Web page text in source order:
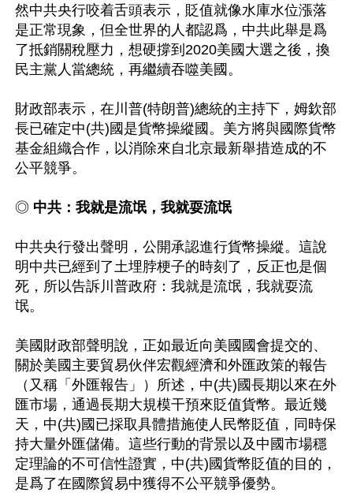
然中共央行咬着舌頭表示，貶值就像水庫水位漲落
是正常現象，但全世界的人都認爲，中共此舉是爲
了抵銷關稅壓力，想硬撐到2020美國大選之後，換
民主黨人當總統，再繼續吞噬美國。
財政部表示，在川普(特朗普)總統的主持下，姆欽部
長已確定中(共)國是貨幣操縱國。美方將與國際貨幣
基金組織合作，以消除來自北京最新舉措造成的不
公平競爭。
◎ 中共：我就是流氓，我就耍流氓
中共央行發出聲明，公開承認進行貨幣操縱。這說
明中共已經到了土埋脖梗子的時刻了，反正也是個
死，所以告訴川普政府：我就是流氓，我就耍流
氓。
美國財政部聲明說，正如最近向美國國會提交的、
關於美國主要貿易伙伴宏觀經濟和外匯政策的報告
（又稱「外匯報告」）所述，中(共)國長期以來在外
匯市場，通過長期大規模干預來貶值貨幣。最近幾
天，中(共)國已採取具體措施使人民幣貶值，同時保
持大量外匯儲備。這些行動的背景以及中國市場穩
定理論的不可信性證實，中(共)國貨幣貶值的目的，
是爲了在國際貿易中獲得不公平競爭優勢。